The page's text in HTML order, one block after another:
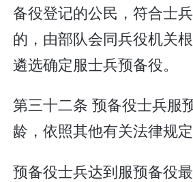
备役登记的公民，符合士
的，由部队会同兵役机关
遴选确定服士兵预备役。
第三十二条 预备役士兵服
龄，依照其他有关法律规定
预备役士兵达到服预备役